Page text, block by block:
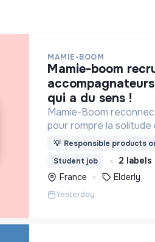
MAMIE-BOOM
mamie-boom recrute des gentils
qui a du sens !
Mamie-Boom
pour rompre la solitude
âgées, grâce aux
💡 Responsible products
Student job
2
France
Elderly
Yesterday